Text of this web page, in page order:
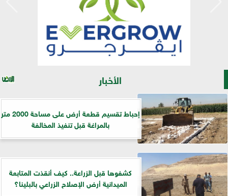
الأخبار
إحباط تقسيم قطعة أرض على مساحة 2000 متر
بالمراغة قبل تنفيذ المخالفة
كشفوها قبل الزراعة.. كيف أنقذت المتابعة
الميدانية أرض الإصلاح الزراعي بالبلينا؟